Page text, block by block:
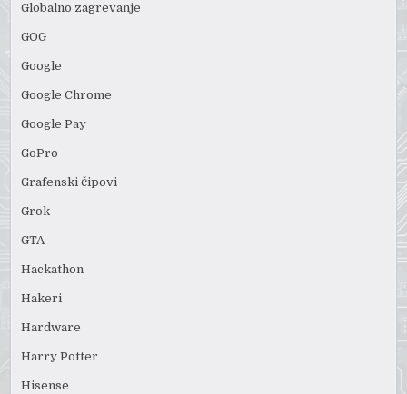
Globalno zagrevanje
GOG
Google
Google Chrome
Google Pay
GoPro
Grafenski čipovi
Grok
GTA
Hackathon
Hakeri
Hardware
Harry Potter
Hisense